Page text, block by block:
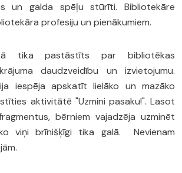
un galda spēļu stūrīti. Bibliotekāre
profesiju un pienākumiem.
tika pastāstīts par bibliotēkas
daudzveidību un izvietojumu.
iespēja apskatīt lielāko un mazāko
aktivitātē "Uzmini pasaku!". Lasot
bērniem vajadzēja uzminēt
viņi brīnišķīgi tika galā. Nevienam